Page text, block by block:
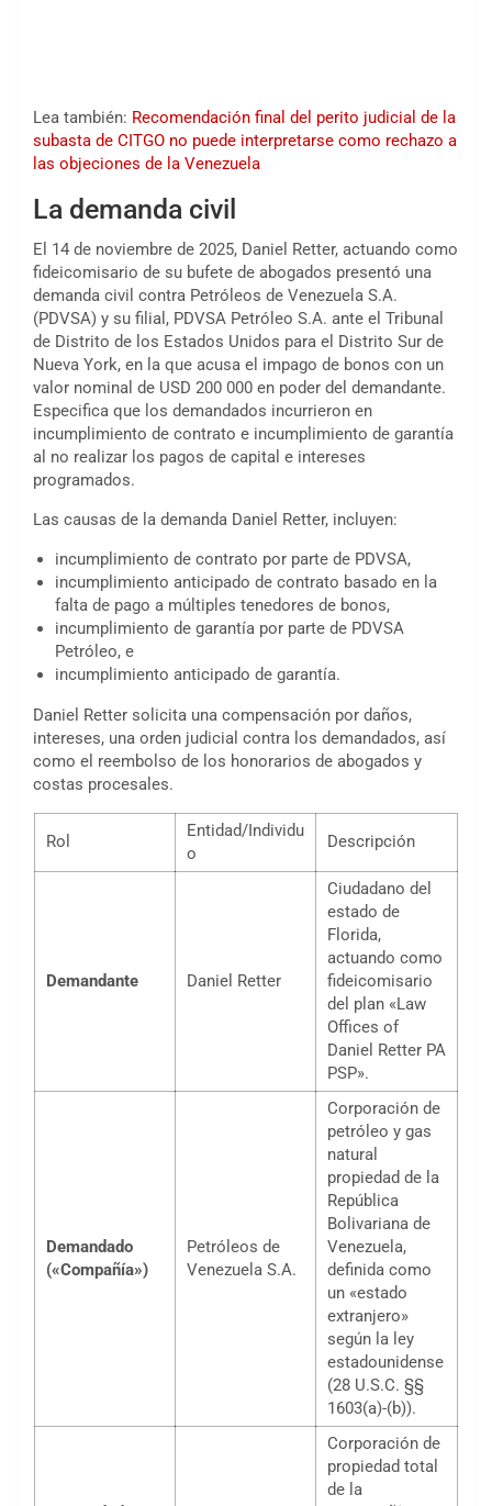
Lea también: Recomendación final del perito judicial de la
subasta de CITGO no puede interpretarse como rechazo a
las objeciones de la Venezuela
La demanda civil
El 14 de noviembre de 2025, Daniel Retter, actuando como
fideicomisario de su bufete de abogados presentó una
demanda civil contra Petróleos de Venezuela S.A.
(PDVSA) y su filial, PDVSA Petróleo S.A. ante el Tribunal
de Distrito de los Estados Unidos para el Distrito Sur de
Nueva York, en la que acusa el impago de bonos con un
valor nominal de USD 200 000 en poder del demandante.
Especifica que los demandados incurrieron en
incumplimiento de contrato e incumplimiento de garantía
al no realizar los pagos de capital e intereses
programados.
Las causas de la demanda Daniel Retter, incluyen:
incumplimiento de contrato por parte de PDVSA,
incumplimiento anticipado de contrato basado en la
falta de pago a múltiples tenedores de bonos,
incumplimiento de garantía por parte de PDVSA
Petróleo, e
incumplimiento anticipado de garantía.
Daniel Retter solicita una compensación por daños,
intereses, una orden judicial contra los demandados, así
como el reembolso de los honorarios de abogados y
costas procesales.
Rol
Entidad/Individu
o
Descripción
Demandante Daniel Retter
Ciudadano del
estado de
Florida,
actuando como
fideicomisario
del plan «Law
Offices of
Daniel Retter PA
PSP».
Demandado
(«Compañía»)
Petróleos de
Venezuela S.A.
Corporación de
petróleo y gas
natural
propiedad de la
República
Bolivariana de
Venezuela,
definida como
un «estado
extranjero»
según la ley
estadounidense
(28 U.S.C. §§
1603(a)-(b)).
Corporación de
propiedad total
de la